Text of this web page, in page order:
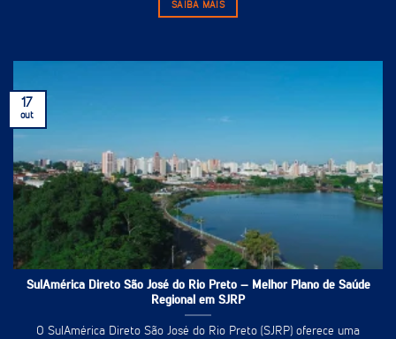
SAIBA MAIS
SulAmérica Direto São José do Rio Preto – Melhor Plano de Saúde
Regional em SJRP
O SulAmérica Direto São José do Rio Preto (SJRP) oferece uma
17
out